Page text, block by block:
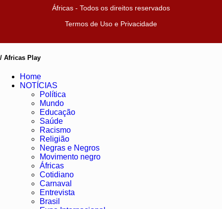
Áfricas - Todos os direitos reservados
Termos de Uso e Privacidade
/ Africas Play
Home
NOTÍCIAS
Política
Mundo
Educação
Saúde
Racismo
Religião
Negras e Negros
Movimento negro
Áfricas
Cotidiano
Carnaval
Entrevista
Brasil